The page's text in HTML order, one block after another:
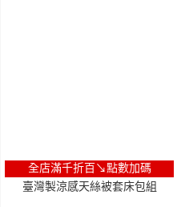
全店滿千折百↘點數加碼
臺灣製涼感天絲被套床包組